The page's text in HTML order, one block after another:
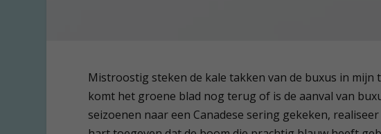
Mistroostig steken de kale takken van de buxus in mijn
komt het groene blad nog terug of is de aanval van
seizoenen naar een Canadese sering gekeken,